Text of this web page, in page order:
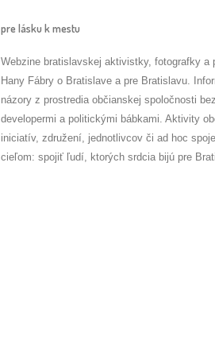
pre lásku k mestu
Webzine bratislavskej aktivistky, fotografky a
Hany Fábry o Bratislave a pre Bratislavu.
názory z prostredia občianskej spoločnosti
developermi a politickými bábkami. Aktivity
iniciatív, združení, jednotlivcov či ad hoc
cieľom: spojiť ľudí, ktorých srdcia bijú pre